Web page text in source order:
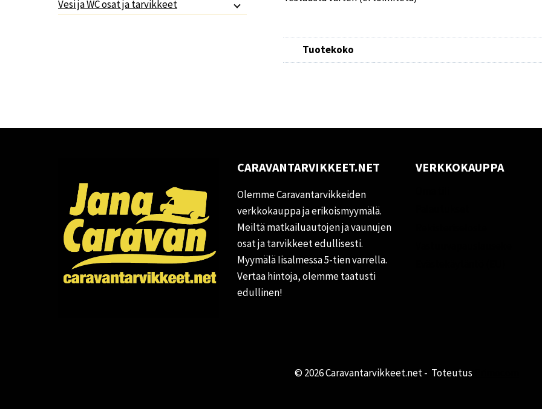
Tuotekoko
Vesi ja WC osat ja tarvikkeet
CARAVANTARVIKKEET.NET
Olemme Caravantarvikkeiden
verkkokauppa ja erikoismyymälä.
Meiltä matkailuautojen ja vaunujen
osat ja tarvikkeet edullisesti.
Myymälä Iisalmessa 5-tien varrella.
Vertaa hintoja, olemme taatusti
edullinen!
VERKKOKAUPPA
© 2026 Caravantarvikkeet.net - Toteutus